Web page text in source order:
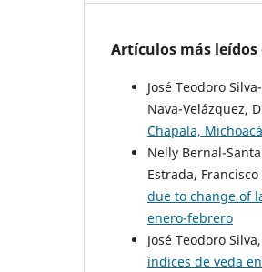
Artículos más
José Teodoro
Nava-Velázquez,
Chapala,
Nelly Bernal-
Estrada,
due to change of
enero-febrero
José Teodoro
índices de veda